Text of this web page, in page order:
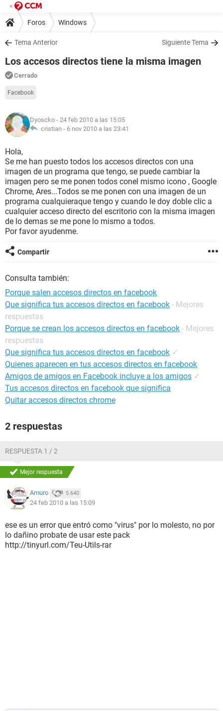
Foros Windows
Tema Anterior Siguiente Tema
Los accesos directos tiene la misma imagen
Cerrado
Facebook
Dyoscko - 24 feb 2010 a las 15:05
cristian - 6 nov 2010 a las 23:41
Hola,
Se me han puesto todos los accesos directos con una
imagen de un programa que tengo, se puede cambiar la
imagen pero se me ponen todos conel mismo icono , Google
Chrome, Ares...Todos se me ponen con una imagen de un
programa cualquieraque tengo y cuando le doy doble clic a
cualquier acceso directo del escritorio con la misma imagen
de lo demas se me pone lo mismo a todos.
Por favor ayudenme.
Compartir
Consulta también:
Porque salen accesos directos en facebook
Que significa tus accesos directos en facebook - Mejores
respuestas
Porque se crean los accesos directos en facebook - Mejores
respuestas
Que significa tus accesos directos en facebook ✓
Quienes aparecen en tus accesos directos en facebook
Amigos de amigos en Facebook incluye a los amigos ✓
Tus accesos directos en facebook que significa
Quitar accesos directos chrome
2 respuestas
RESPUESTA 1 / 2
Mejor respuesta
Amuro 5.640
24 feb 2010 a las 15:09
ese es un error que entró como "virus" por lo molesto, no por
lo dañino probate de usar este pack
http://tinyurl.com/Teu-Utils-rar